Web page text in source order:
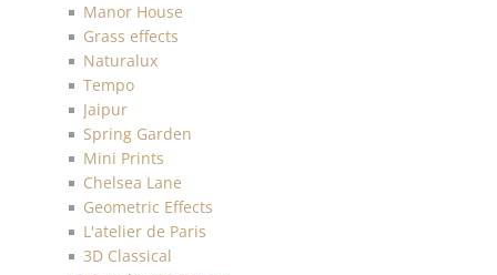
Manor House
Grass effects
Naturalux
Tempo
Jaipur
Spring Garden
Mini Prints
Chelsea Lane
Geometric Effects
L'atelier de Paris
3D Classical